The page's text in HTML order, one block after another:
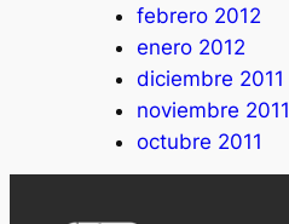
febrero 2012
enero 2012
diciembre 2011
noviembre 2011
octubre 2011